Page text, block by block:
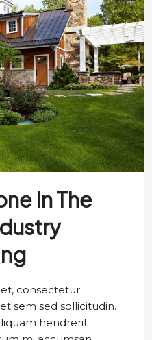
In The
consectetur
sem sed sollicitudin.
hendrerit